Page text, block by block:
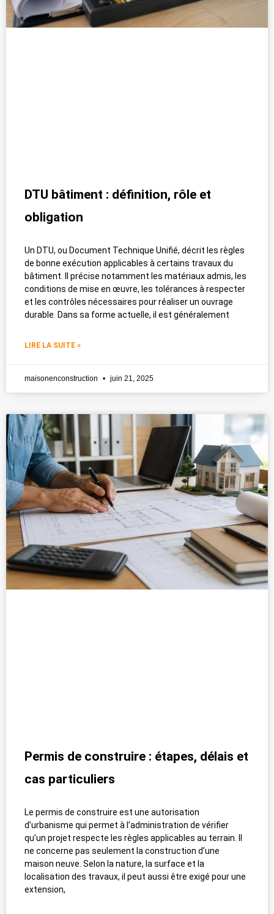
DTU bâtiment : définition, rôle et
obligation
Un DTU, ou Document Technique Unifié, décrit les règles
de bonne exécution applicables à certains travaux du
bâtiment. Il précise notamment les matériaux admis, les
conditions de mise en œuvre, les tolérances à respecter
et les contrôles nécessaires pour réaliser un ouvrage
durable. Dans sa forme actuelle, il est généralement
LIRE LA SUITE »
maisonenconstruction juin 21, 2025
Permis de construire : étapes, délais et
cas particuliers
Le permis de construire est une autorisation
d’urbanisme qui permet à l’administration de vérifier
qu’un projet respecte les règles applicables au terrain. Il
ne concerne pas seulement la construction d’une
maison neuve. Selon la nature, la surface et la
localisation des travaux, il peut aussi être exigé pour une
extension,